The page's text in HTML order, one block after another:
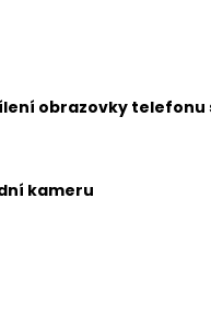
obrazovky
kameru